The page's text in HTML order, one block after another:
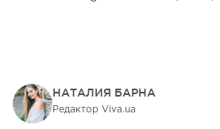
НАТАЛИЯ БАРНА
Редактор Viva.ua